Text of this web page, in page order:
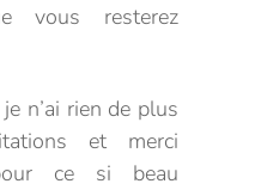
vous resterez
n’ai rien de plus
et merci
ce si beau